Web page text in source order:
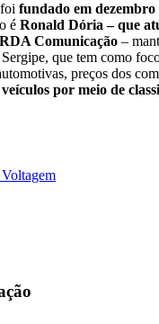
fundado em dezembro
é Ronald Dória – que
Comunicação –
que tem como
preços dos
por meio de